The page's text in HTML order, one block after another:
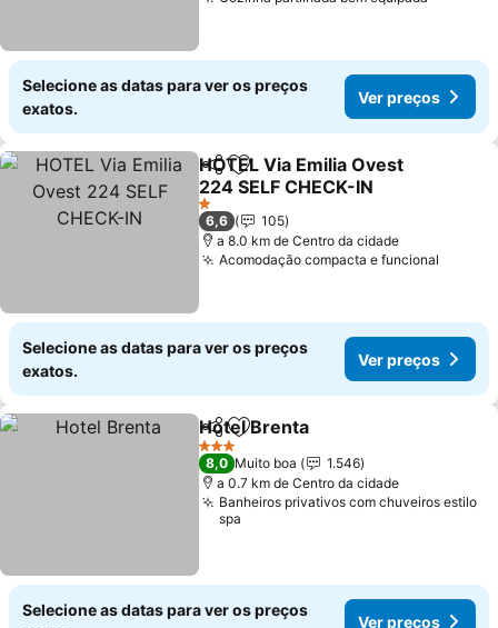
Selecione as datas para ver os preços
exatos.
Ver preços
PartilharAdicionar aos favoritos
HOTEL Via Emilia Ovest
224 SELF CHECK-IN
1 Estrelas
6,6
105
a 8.0 km de Centro da cidade
Acomodação compacta e funcional
Selecione as datas para ver os preços
exatos.
Ver preços
PartilharAdicionar aos favoritos
Hotel Brenta
3 Estrelas
8,0 Muito boa
1.546
a 0.7 km de Centro da cidade
Banheiros privativos com chuveiros estilo
spa
Selecione as datas para ver os preços
Ver preços